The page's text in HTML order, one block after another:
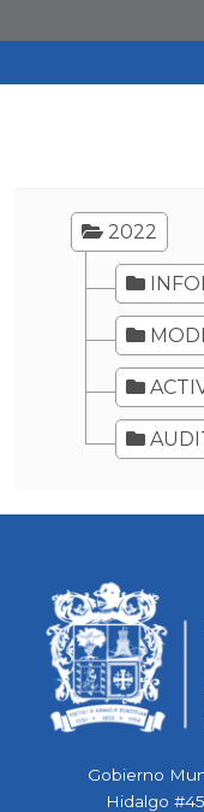
2022
Gobierno
Hidalgo